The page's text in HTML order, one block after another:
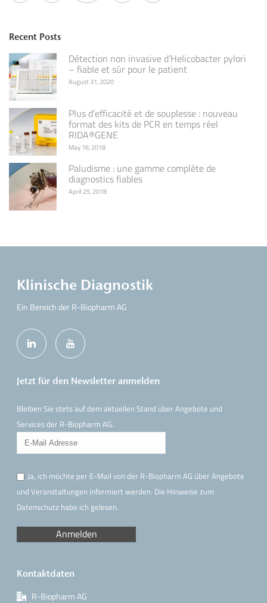
Recent Posts
Détection non invasive d’Helicobacter pylori
– fiable et sûr pour le patient
August 31, 2020
Plus d’efficacité et de souplesse : nouveau
format des kits de PCR en temps réel
RIDA®GENE
May 16, 2018
Paludisme : une gamme complète de
diagnostics fiables
April 25, 2018
Klinische Diagnostik
Ein Bereich der R-Biopharm AG
Jetzt für den Newsletter anmelden
Bleiben Sie stets auf dem aktuellen Stand über Angebote und
Services der R-Biopharm AG.
Ja, ich möchte per E-Mail von der R-Biopharm AG über Angebote
und Veranstaltungen informiert werden. Die Hinweisezum
Datenschutz habe ich gelesen.
Kontaktdaten
R-Biopharm AG